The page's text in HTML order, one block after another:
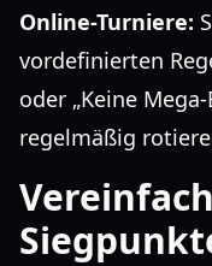
Online-Turniere:
vordefinierten
oder „Keine
regelmäßig